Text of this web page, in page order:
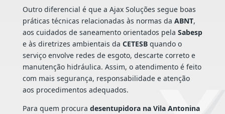
Outro diferencial é que a Ajax Soluções segue boas
práticas técnicas relacionadas às normas da ABNT,
aos cuidados de saneamento orientados pela Sabesp
e às diretrizes ambientais da CETESBquando o
serviço envolve redes de esgoto, descarte correto e
manutenção hidráulica. Assim, o atendimento é feito
com mais segurança, responsabilidade e atenção
aos procedimentos adequados.
Para quem procura desentupidora na Vila Antonina